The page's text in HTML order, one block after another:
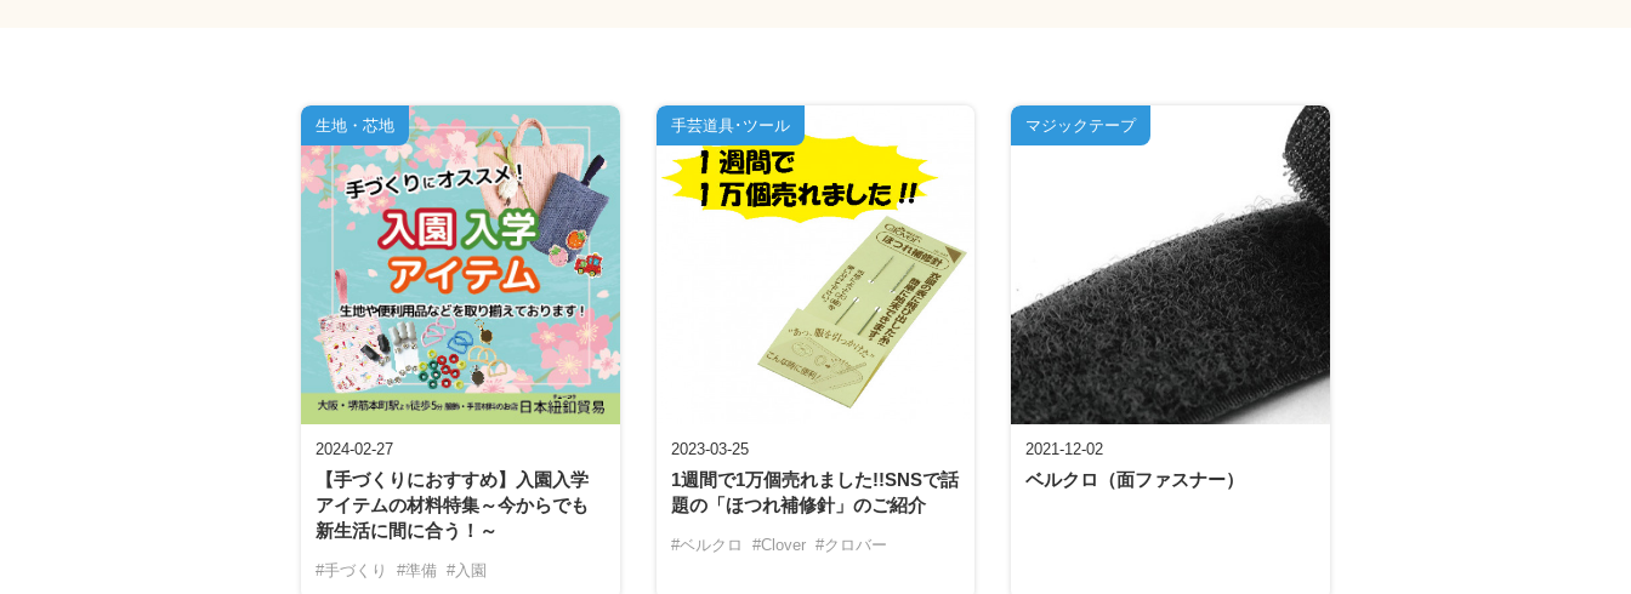
2024-02-27
【手づくりにおすすめ】入園入学
アイテムの材料特集～今からでも
新生活に間に合う！～
#手づくり #準備 #入園
生地・芯地
2023-03-25
1週間で1万個売れました!!SNSで話
題の「ほつれ補修針」のご紹介
#ベルクロ #Clover #クロバー
手芸道具･ツール
2021-12-02
ベルクロ（面ファスナー）
マジックテープ